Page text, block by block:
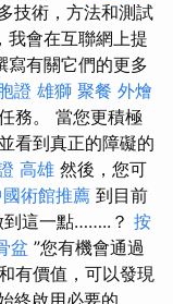
技術，方法和測試
我會在互聯網上提
寫有關它們的更多
證 雄獅 聚餐 外燴
務。 當您更積極
看到真正的障礙的
高雄 然後，您可
術館推薦 到目前
到這一點……..？ 按
盆 ”您有機會通過
有價值，可以發現
終啟用必要的